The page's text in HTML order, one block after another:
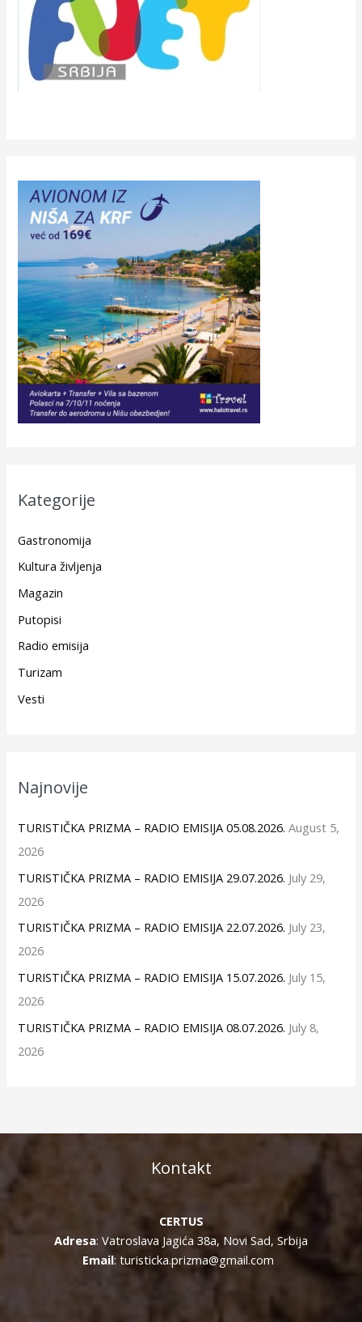
Kategorije
Gastronomija
Kultura življenja
Magazin
Putopisi
Radio emisija
Turizam
Vesti
Najnovije
TURISTIČKA PRIZMA – RADIO EMISIJA 05.08.2026. August 5,
2026
TURISTIČKA PRIZMA – RADIO EMISIJA 29.07.2026. July 29,
2026
TURISTIČKA PRIZMA – RADIO EMISIJA 22.07.2026. July 23,
2026
TURISTIČKA PRIZMA – RADIO EMISIJA 15.07.2026. July 15,
2026
TURISTIČKA PRIZMA – RADIO EMISIJA 08.07.2026. July 8,
2026
Kontakt
CERTUS
Adresa: Vatroslava Jagića 38a, Novi Sad, Srbija
Email: turisticka.prizma@gmail.com